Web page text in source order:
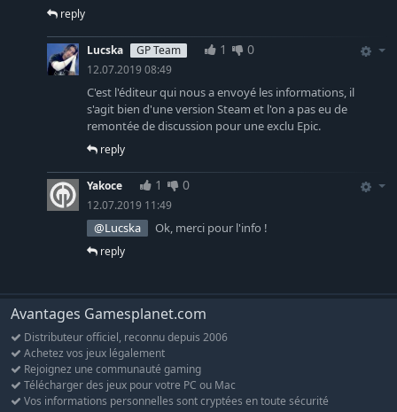
reply
Lucska GP Team 1 0
12.07.2019 08:49
C'est l'éditeur qui nous a envoyé les informations, il
s'agit bien d'une version Steam et l'on a pas eu de
remontée de discussion pour une exclu Epic.
reply
Yakoce 1 0
12.07.2019 11:49
@Lucska Ok, merci pour l'info !
reply
Avantages Gamesplanet.com
Distributeur officiel, reconnu depuis 2006
Achetez vos jeux légalement
Rejoignez une communauté gaming
Télécharger des jeux pour votre PC ou Mac
Vos informations personnelles sont cryptées en toute sécurité